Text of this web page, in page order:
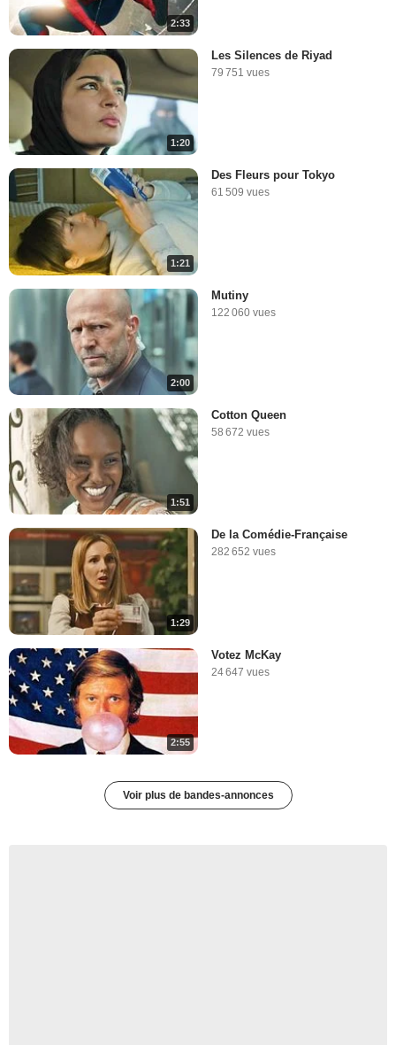
2:33
1:20
Les Silences de Riyad
79 751 vues
1:21
Des Fleurs pour Tokyo
61 509 vues
2:00
Mutiny
122 060 vues
1:51
Cotton Queen
58 672 vues
1:29
De la Comédie-Française
282 652 vues
2:55
Votez McKay
24 647 vues
Voir plus de bandes-annonces